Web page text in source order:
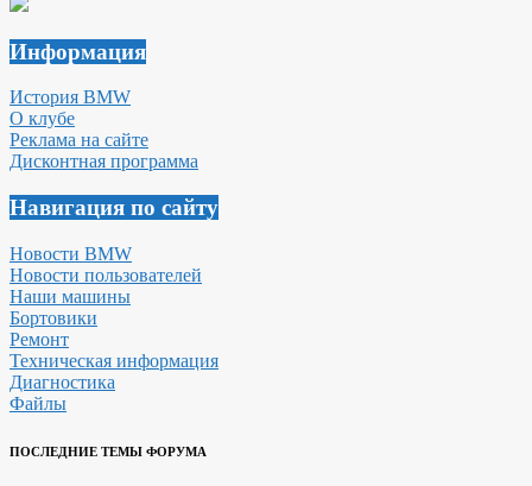
Информация
История BMW
О клубе
Реклама на сайте
Дисконтная программа
Навигация по сайту
Новости BMW
Новости пользователей
Наши машины
Бортовики
Ремонт
Техническая информация
Диагностика
Файлы
ПОСЛЕДНИЕ ТЕМЫ ФОРУМА